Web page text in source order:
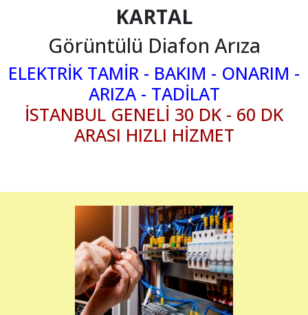
KARTAL
Görüntülü Diafon Arıza
ELEKTRİK TAMİR - BAKIM - ONARIM -
ARIZA - TADİLAT
İSTANBUL GENELİ 30 DK - 60 DK
ARASI HIZLI HİZMET